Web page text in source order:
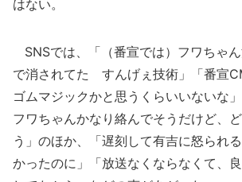
はない。
SNSでは、「（番宣では）フワちゃ
で消されてた すんげぇ技術」「番宣
ゴムマジックかと思うくらいいないな」
フワちゃんかなり絡んでそうだけど、
う」のほか、「遅刻して有吉に怒られ
かったのに」「放送なくならなくて、